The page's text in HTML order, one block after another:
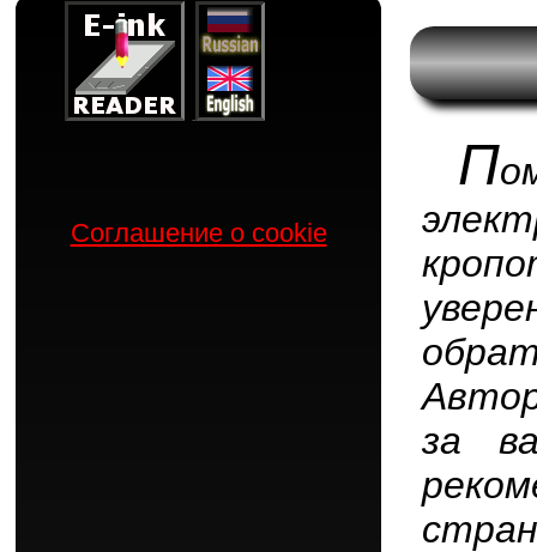
П
за
Соглашение о cookie